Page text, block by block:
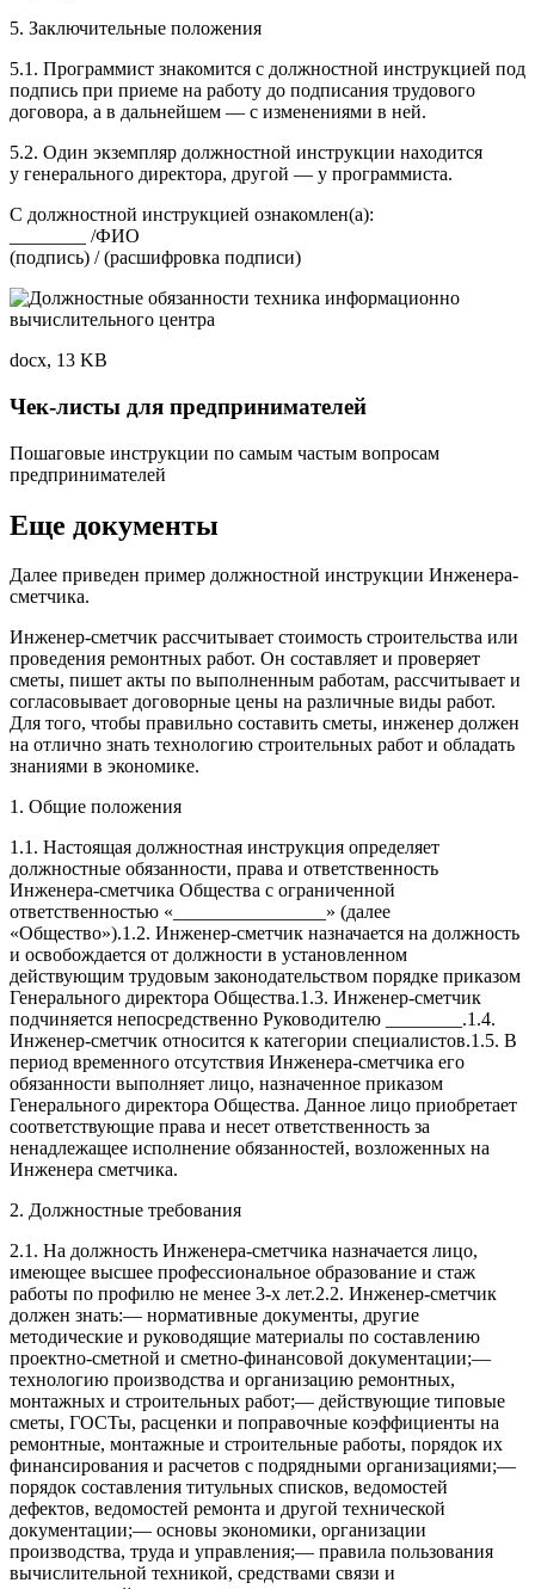
5. Заключительные положения
5.1. Программист знакомится с должностной инструкцией под
подпись при приеме на работу до подписания трудового
договора, а в дальнейшем — с изменениями в ней.
5.2. Один экземпляр должностной инструкции находится
у генерального директора, другой — у программиста.
С должностной инструкцией ознакомлен(а):
________ /ФИО
(подпись) / (расшифровка подписи)
docx, 13 KB
Чек-листы для предпринимателей
Пошаговые инструкции по самым частым вопросам
предпринимателей
Еще документы
Далее приведен пример должностной инструкции Инженера-
сметчика.
Инженер-сметчик рассчитывает стоимость строительства или
проведения ремонтных работ. Он составляет и проверяет
сметы, пишет акты по выполненным работам, рассчитывает и
согласовывает договорные цены на различные виды работ.
Для того, чтобы правильно составить сметы, инженер должен
на отлично знать технологию строительных работ и обладать
знаниями в экономике.
1. Общие положения
1.1. Настоящая должностная инструкция определяет
должностные обязанности, права и ответственность
Инженера-сметчика Общества с ограниченной
ответственностью «________________» (далее
«Общество»).1.2. Инженер-сметчик назначается на должность
и освобождается от должности в установленном
действующим трудовым законодательством порядке приказом
Генерального директора Общества.1.3. Инженер-сметчик
подчиняется непосредственно Руководителю ________.1.4.
Инженер-сметчик относится к категории специалистов.1.5. В
период временного отсутствия Инженера-сметчика его
обязанности выполняет лицо, назначенное приказом
Генерального директора Общества. Данное лицо приобретает
соответствующие права и несет ответственность за
ненадлежащее исполнение обязанностей, возложенных на
Инженера сметчика.
2. Должностные требования
2.1. На должность Инженера-сметчика назначается лицо,
имеющее высшее профессиональное образование и стаж
работы по профилю не менее 3-х лет.2.2. Инженер-сметчик
должен знать:— нормативные документы, другие
методические и руководящие материалы по составлению
проектно-сметной и сметно-финансовой документации;—
технологию производства и организацию ремонтных,
монтажных и строительных работ;— действующие типовые
сметы, ГОСТы, расценки и поправочные коэффициенты на
ремонтные, монтажные и строительные работы, порядок их
финансирования и расчетов с подрядными организациями;—
порядок составления титульных списков, ведомостей
дефектов, ведомостей ремонта и другой технической
документации;— основы экономики, организации
производства, труда и управления;— правила пользования
вычислительной техникой, средствами связи и